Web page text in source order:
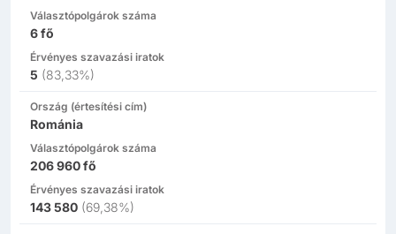
Választópolgárok száma
6fő
Érvényes szavazási iratok
5 (83,33%)
Ország (értesítési cím)
Románia
Választópolgárok száma
206 960fő
Érvényes szavazási iratok
143 580 (69,38%)